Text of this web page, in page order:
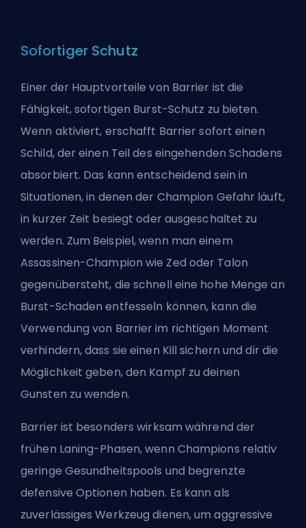
Sofortiger Schutz
Einer der Hauptvorteile von Barrier ist die
Fähigkeit, sofortigen Burst-Schutz zu bieten.
Wenn aktiviert, erschafft Barrier sofort einen
Schild, der einen Teil des eingehenden Schadens
absorbiert. Das kann entscheidend sein in
Situationen, in denen der Champion Gefahr läuft,
in kurzer Zeit besiegt oder ausgeschaltet zu
werden. Zum Beispiel, wenn man einem
Assassinen-Champion wie Zed oder Talon
gegenübersteht, die schnell eine hohe Menge an
Burst-Schaden entfesseln können, kann die
Verwendung von Barrier im richtigen Moment
verhindern, dass sie einen Kill sichern und dir die
Möglichkeit geben, den Kampf zu deinen
Gunsten zu wenden.
Barrier ist besonders wirksam während der
frühen Laning-Phasen, wenn Champions relativ
geringe Gesundheitspools und begrenzte
defensive Optionen haben. Es kann als
zuverlässiges Werkzeug dienen, um aggressive